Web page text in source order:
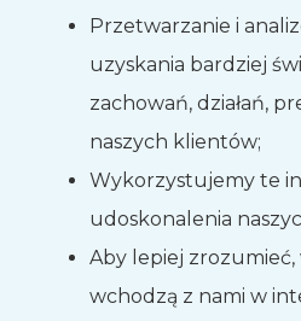
Przetwarzanie i
uzyskania bardziej
zachowań, działań,
naszych klientów;
Wykorzystujemy te
udoskonalenia
Aby lepiej zrozumieć,
wchodzą z nami w